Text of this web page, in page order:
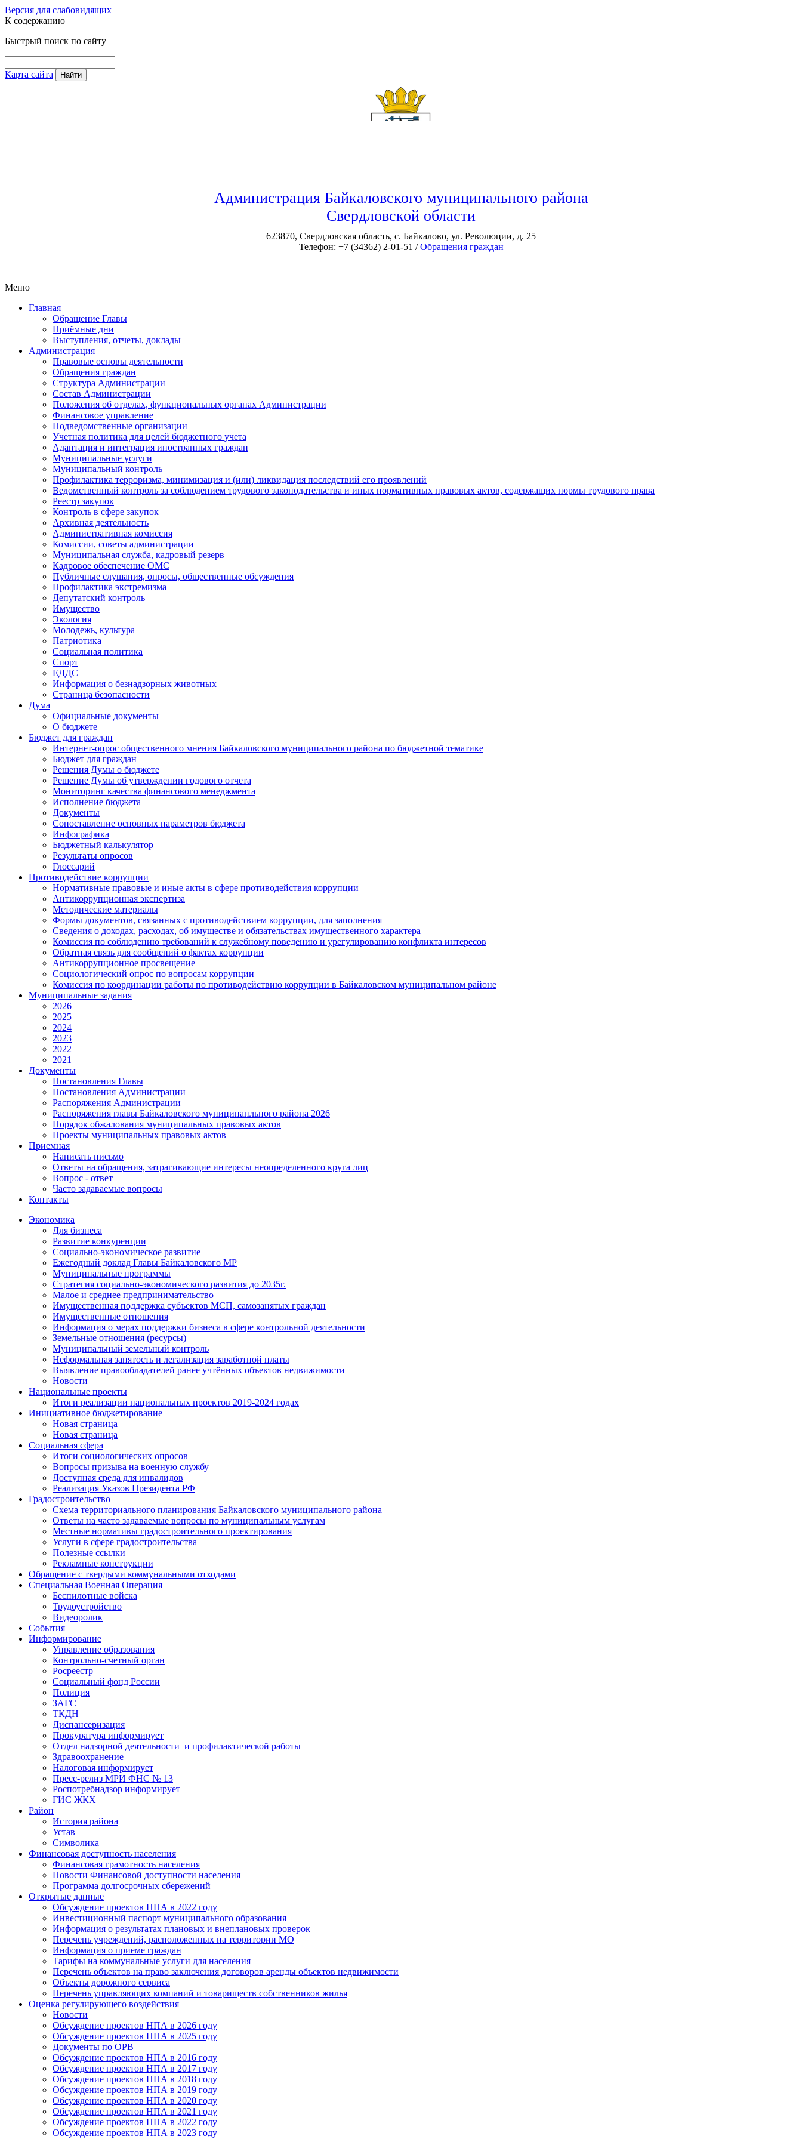
Версия для слабовидящих
К содержанию
Быстрый поиск по сайту
Карта сайта Найти
Администрация Байкаловского муниципального района
Свердловской области
623870, Свердловская область, с. Байкалово, ул. Революции, д. 25
Телефон: +7 (34362) 2-01-51 /Обращения граждан
Меню
Главная
Обращение Главы
Приёмные дни
Выступления, отчеты, доклады
Администрация
Правовые основы деятельности
Обращения граждан
Структура Администрации
Состав Администрации
Положения об отделах, функциональных органах Администрации
Финансовое управление
Подведомственные организации
Учетная политика для целей бюджетного учета
Адаптация и интеграция иностранных граждан
Муниципальные услуги
Муниципальный контроль
Профилактика терроризма, минимизация и (или) ликвидация последствий его проявлений
Ведомственный контроль за соблюдением трудового законодательства и иных нормативных правовых актов, содержащих нормы трудового права
Реестр закупок
Контроль в сфере закупок
Архивная деятельность
Административная комиссия
Комиссии, советы администрации
Муниципальная служба, кадровый резерв
Кадровое обеспечение ОМС
Публичные слушания, опросы, общественные обсуждения
Профилактика экстремизма
Депутатский контроль
Имущество
Экология
Молодежь, культура
Патриотика
Социальная политика
Спорт
ЕДДС
Информация о безнадзорных животных
Страница безопасности
Дума
Официальные документы
О бюджете
Бюджет для граждан
Интернет-опрос общественного мнения Байкаловского муниципального района по бюджетной тематике
Бюджет для граждан
Решения Думы о бюджете
Решение Думы об утверждении годового отчета
Мониторинг качества финансового менеджмента
Исполнение бюджета
Документы
Сопоставление основных параметров бюджета
Инфографика
Бюджетный калькулятор
Результаты опросов
Глоссарий
Противодействие коррупции
Нормативные правовые и иные акты в сфере противодействия коррупции
Антикоррупционная экспертиза
Методические материалы
Формы документов, связанных с противодействием коррупции, для заполнения
Сведения о доходах, расходах, об имуществе и обязательствах имущественного характера
Комиссия по соблюдению требований к служебному поведению и урегулированию конфликта интересов
Обратная связь для сообщений о фактах коррупции
Антикоррупционное просвещение
Социологический опрос по вопросам коррупции
Комиссия по координации работы по противодействию коррупции в Байкаловском муниципальном районе
Муниципальные задания
2026
2025
2024
2023
2022
2021
Документы
Постановления Главы
Постановления Администрации
Распоряжения Администрации
Распоряжения главы Байкаловского муниципапльного района 2026
Порядок обжалования муниципальных правовых актов
Проекты муниципальных правовых актов
Приемная
Написать письмо
Ответы на обращения, затрагивающие интересы неопределенного круга лиц
Вопрос - ответ
Часто задаваемые вопросы
Контакты
Экономика
Для бизнеса
Развитие конкуренции
Социально-экономическое развитие
Ежегодный доклад Главы Байкаловского МР
Муниципальные программы
Стратегия социально-экономического развития до 2035г.
Малое и среднее предпринимательство
Имущественная поддержка субъектов МСП, самозанятых граждан
Имущественные отношения
Информация о мерах поддержки бизнеса в сфере контрольной деятельности
Земельные отношения (ресурсы)
Муниципальный земельный контроль
Неформальная занятость и легализация заработной платы
Выявление правообладателей ранее учтённых объектов недвижимости
Новости
Национальные проекты
Итоги реализации национальных проектов 2019-2024 годах
Инициативное бюджетирование
Новая страница
Новая страница
Социальная сфера
Итоги социологических опросов
Вопросы призыва на военную службу
Доступная среда для инвалидов
Реализация Указов Президента РФ
Градостроительство
Схема территориального планирования Байкаловского муниципального района
Ответы на часто задаваемые вопросы по муниципальным услугам
Местные нормативы градостроительного проектирования
Услуги в сфере градостроительства
Полезные ссылки
Рекламные конструкции
Обращение с твердыми коммунальными отходами
Специальная Военная Операция
Беспилотные войска
Трудоустройство
Видеоролик
События
Информирование
Управление образования
Контрольно-счетный орган
Росреестр
Социальный фонд России
Полиция
ЗАГС
ТКДН
Диспансеризация
Прокуратура информирует
Отдел надзорной деятельности и профилактической работы
Здравоохранение
Налоговая информирует
Пресс-релиз МРИ ФНС № 13
Роспотребнадзор информирует
ГИС ЖКХ
Район
История района
Устав
Символика
Финансовая доступность населения
Финансовая грамотность населения
Новости Финансовой доступности населения
Программа долгосрочных сбережений
Открытые данные
Обсуждение проектов НПА в 2022 году
Инвестиционный паспорт муниципального образования
Информация о результатах плановых и внеплановых проверок
Перечень учреждений, расположенных на территории МО
Информация о приеме граждан
Тарифы на коммунальные услуги для населения
Перечень объектов на право заключения договоров аренды объектов недвижимости
Объекты дорожного сервиса
Перечень управляющих компаний и товариществ собственников жилья
Оценка регулирующего воздействия
Новости
Обсуждение проектов НПА в 2026 году
Обсуждение проектов НПА в 2025 году
Документы по ОРВ
Обсуждение проектов НПА в 2016 году
Обсуждение проектов НПА в 2017 году
Обсуждение проектов НПА в 2018 году
Обсуждение проектов НПА в 2019 году
Обсуждение проектов НПА в 2020 году
Обсуждение проектов НПА в 2021 году
Обсуждение проектов НПА в 2022 году
Обсуждение проектов НПА в 2023 году